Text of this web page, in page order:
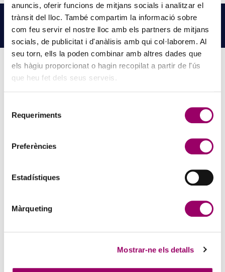
anuncis, oferir funcions de mitjans socials i analitzar el
trànsit del lloc. També compartim la informació sobre
com feu servir el nostre lloc amb els partners de mitjans
socials, de publicitat i d'anàlisis amb qui col·laborem. Al
seu torn, ells la poden combinar amb altres dades que
els hàgiu proporcionat o hagin recopilat a partir de l'ús
que heu fet dels seus serveis.
Requeriments
Preferències
Estadístiques
Màrqueting
Mostrar-ne els detalls
NOTÍCIESRELACIONADES
LLEGEIX MÉS NOTÍCIES →
5 d'agost de 2026
la Comissió d’Acció Social del Col·legi. Si t’agrada expressar-te a